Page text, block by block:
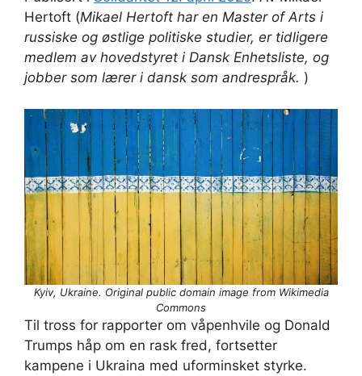
Hertoft (Mikael Hertoft har en Master of Arts i
russiske og østlige politiske studier, er tidligere
medlem av hovedstyret i Dansk Enhetsliste, og
jobber som lærer i dansk som andrespråk. )
Kyiv, Ukraine. Original public domain image from Wikimedia
Commons
Til tross for rapporter om våpenhvile og Donald
Trumps håp om en rask fred, fortsetter
kampene i Ukraina med uforminsket styrke.